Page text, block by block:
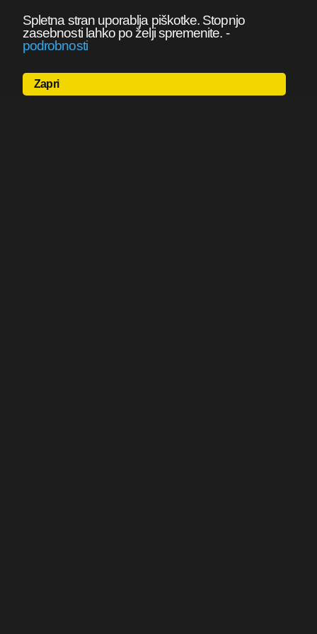
Spletna stran uporablja piškotke. Stopnjo
zasebnosti lahko po želji spremenite. -
podrobnosti
Zapri